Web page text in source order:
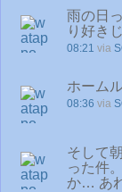
雨の日
り好き
08:21 via
ホーム
08:36 via
そして
った件
か… あ